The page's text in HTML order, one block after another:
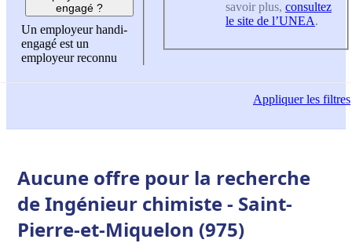
engagé ?
Un employeur handi-
engagé est un
employeur reconnu
savoir plus, consultez
le site de l’UNEA.
Appliquerles filtres
Aucune offre pour la recherche
de Ingénieur chimiste - Saint-
Pierre-et-Miquelon (975)